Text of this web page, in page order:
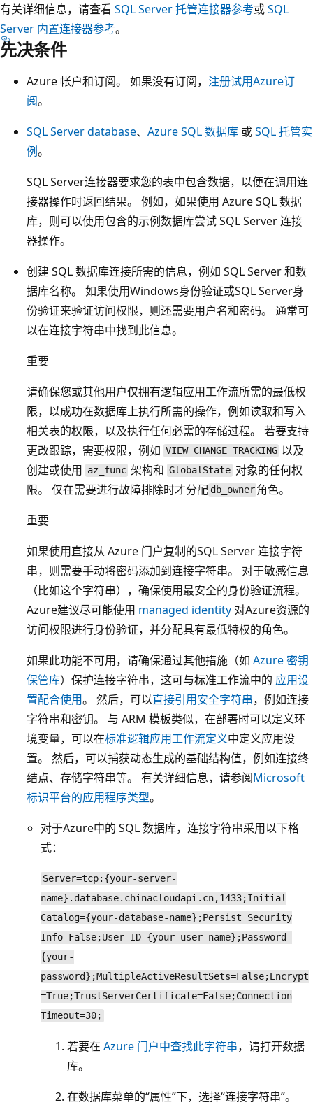
有关详细信息，请查看 SQL Server 托管连接器参考或SQL
Server 内置连接器参考。
先决条件
Azure 帐户和订阅。 如果没有订阅， 注册试用Azure订
阅。
SQL Server database、 Azure SQL 数据库 或SQL 托管实
例。
SQL Server连接器要求您的表中包含数据，以便在调用连
接器操作时返回结果。 例如，如果使用 Azure SQL 数据
库，则可以使用包含的示例数据库尝试 SQL Server 连接
器操作。
创建 SQL 数据库连接所需的信息，例如 SQL Server 和数
据库名称。 如果使用Windows身份验证或SQL Server身
份验证来验证访问权限，则还需要用户名和密码。 通常可
以在连接字符串中找到此信息。
重要
请确保您或其他用户仅拥有逻辑应用工作流所需的最低权
限，以成功在数据库上执行所需的操作，例如读取和写入
相关表的权限，以及执行任何必需的存储过程。 若要支持
更改跟踪，需要权限，例如 VIEW CHANGE TRACKING 以及
创建或使用 az_func 架构和 GlobalState 对象的任何权
限。 仅在需要进行故障排除时才分配 db_owner 角色。
重要
如果使用直接从 Azure 门户复制的SQL Server 连接字符
串，则需要手动将密码添加到连接字符串。 对于敏感信息
（比如这个字符串），确保使用最安全的身份验证流程。
Azure建议尽可能使用 managed identity 对Azure资源的
访问权限进行身份验证，并分配具有最低特权的角色。
如果此功能不可用，请确保通过其他措施（如 Azure 密钥
保管库）保护连接字符串，这可与标准工作流中的 应用设
置配合使用。 然后，可以直接引用安全字符串，例如连接
字符串和密钥。 与 ARM 模板类似，在部署时可以定义环
境变量，可以在标准逻辑应用工作流定义中定义应用设
置。 然后，可以捕获动态生成的基础结构值，例如连接终
结点、存储字符串等。 有关详细信息，请参阅Microsoft
标识平台的应用程序类型。
对于Azure中的 SQL 数据库，连接字符串采用以下格
式：
Server=tcp:{your-server-
name}.database.chinacloudapi.cn,1433;Initial
Catalog={your-database-name};Persist Security
Info=False;User ID={your-user-name};Password=
{your-
password};MultipleActiveResultSets=False;Encrypt
=True;TrustServerCertificate=False;Connection
Timeout=30;
若要在 Azure 门户中查找此字符串，请打开数据
库。
在数据库菜单的“属性”下，选择“连接字符串”。